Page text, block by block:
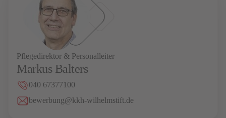
Pflegedirektor & Personalleiter
Markus Balters
040 67377100
bewerbung@kkh-wilhelmstift.de